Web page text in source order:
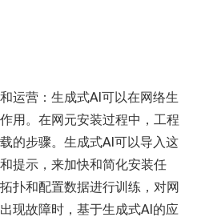
运营：生成式AI可以在网络生
用。在网元安装过程中，工程
的步骤。生成式AI可以导入这
提示，来加快和简化安装任
扑和配置数据进行训练，对网
现故障时，基于生成式AI的应